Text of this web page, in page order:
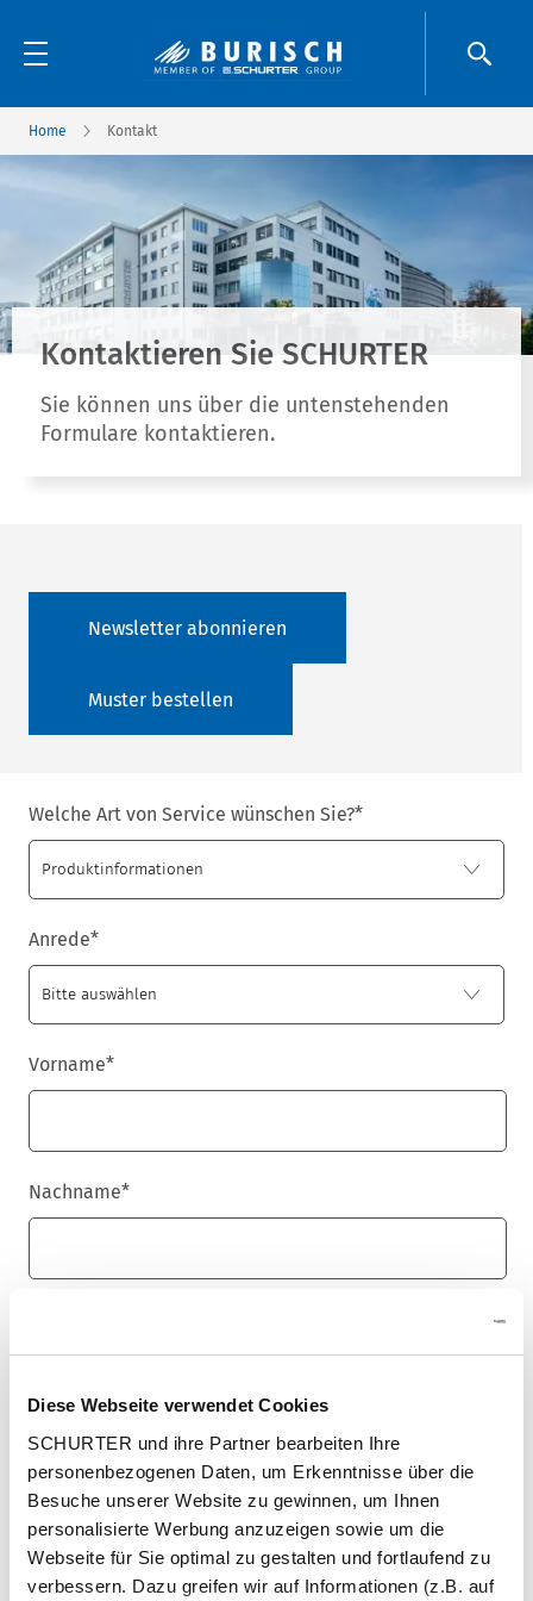
Diese Webseite verwendet Cookies
SCHURTER und ihre Partner bearbeiten Ihre
personenbezogenen Daten, um Erkenntnisse über die
Besuche unserer Website zu gewinnen, um Ihnen
personalisierte Werbung anzuzeigen sowie um die
Webseite für Sie optimal zu gestalten und fortlaufend zu
verbessern. Dazu greifen wir auf Informationen (z.B. auf
Home Kontakt
Kontaktieren Sie SCHURTER
Sie können uns über die untenstehenden
Formulare kontaktieren.
Newsletter abonnieren
Muster bestellen
Welche Art von Service wünschen Sie?*
Anrede*
Vorname*
Nachname*
Unternehmensname *
Land